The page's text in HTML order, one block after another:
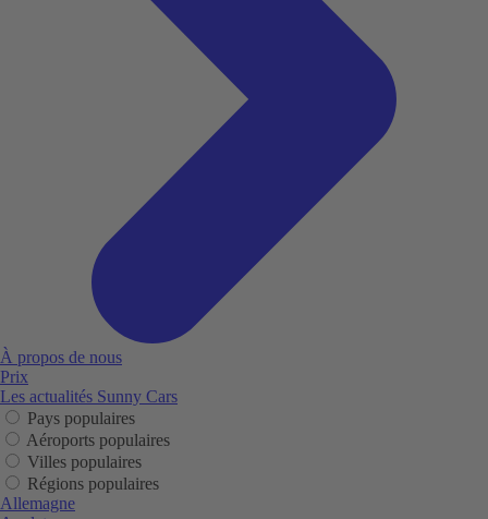
À propos de nous
Prix
Les actualités Sunny Cars
Pays populaires
Aéroports populaires
Villes populaires
Régions populaires
Allemagne